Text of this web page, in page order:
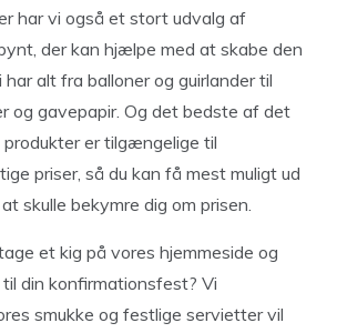
har vi også et stort udvalg af
der kan hjælpe med at skabe den
alt fra balloner og guirlander til
og gavepapir. Og det bedste af det
produkter er tilgængelige til
priser, så du kan få mest muligt ud
skulle bekymre dig om prisen.
et kig på vores hjemmeside og
din konfirmationsfest? Vi
smukke og festlige servietter vil